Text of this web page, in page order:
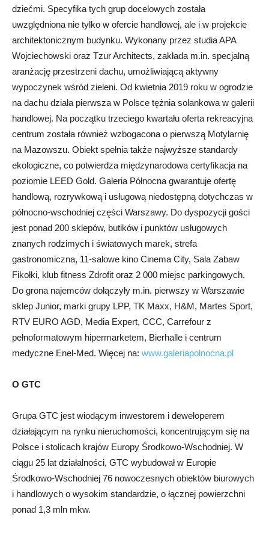
dziećmi. Specyfika tych grup docelowych została
uwzględniona nie tylko w ofercie handlowej, ale i w projekcie
architektonicznym budynku. Wykonany przez studia APA
Wojciechowski oraz Tzur Architects, zakłada m.in. specjalną
aranżację przestrzeni dachu, umożliwiającą aktywny
wypoczynek wśród zieleni. Od kwietnia 2019 roku w ogrodzie
na dachu działa pierwsza w Polsce tężnia solankowa w galerii
handlowej. Na początku trzeciego kwartału oferta rekreacyjna
centrum została również wzbogacona o pierwszą Motylarnię
na Mazowszu. Obiekt spełnia także najwyższe standardy
ekologiczne, co potwierdza międzynarodowa certyfikacja na
poziomie LEED Gold. Galeria Północna gwarantuje ofertę
handlową, rozrywkową i usługową niedostępną dotychczas w
północno-wschodniej części Warszawy. Do dyspozycji gości
jest ponad 200 sklepów, butików i punktów usługowych
znanych rodzimych i światowych marek, strefa
gastronomiczna, 11-salowe kino Cinema City, Sala Zabaw
Fikołki, klub fitness Zdrofit oraz 2 000 miejsc parkingowych.
Do grona najemców dołączyły m.in. pierwszy w Warszawie
sklep Junior, marki grupy LPP, TK Maxx, H&M, Martes Sport,
RTV EURO AGD, Media Expert, CCC, Carrefour z
pełnoformatowym hipermarketem, Bierhalle i centrum
medyczne Enel-Med. Więcej na: www.galeriapolnocna.pl
O GTC
Grupa GTC jest wiodącym inwestorem i deweloperem
działającym na rynku nieruchomości, koncentrującym się na
Polsce i stolicach krajów Europy Środkowo-Wschodniej. W
ciągu 25 lat działalności, GTC wybudował w Europie
Środkowo-Wschodniej 76 nowoczesnych obiektów biurowych
i handlowych o wysokim standardzie, o łącznej powierzchni
ponad 1,3 mln mkw.